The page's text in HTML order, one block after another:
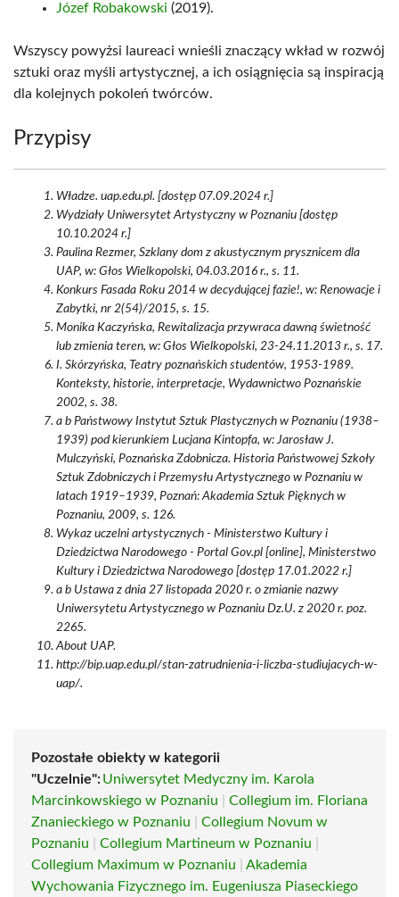
Józef Robakowski (2019).
Wszyscy powyżsi laureaci wnieśli znaczący wkład w rozwój
sztuki oraz myśli artystycznej, a ich osiągnięcia są inspiracją
dla kolejnych pokoleń twórców.
Przypisy
Władze. uap.edu.pl. [dostęp 07.09.2024 r.]
Wydziały Uniwersytet Artystyczny w Poznaniu [dostęp
10.10.2024 r.]
Paulina Rezmer, Szklany dom z akustycznym prysznicem dla
UAP, w: Głos Wielkopolski, 04.03.2016 r., s. 11.
Konkurs Fasada Roku 2014 w decydującej fazie!, w: Renowacje i
Zabytki, nr 2(54)/2015, s. 15.
Monika Kaczyńska, Rewitalizacja przywraca dawną świetność
lub zmienia teren, w: Głos Wielkopolski, 23-24.11.2013 r., s. 17.
I. Skórzyńska, Teatry poznańskich studentów, 1953-1989.
Konteksty, historie, interpretacje, Wydawnictwo Poznańskie
2002, s. 38.
a b Państwowy Instytut Sztuk Plastycznych w Poznaniu (1938–
1939) pod kierunkiem Lucjana Kintopfa, w: Jarosław J.
Mulczyński, Poznańska Zdobnicza. Historia Państwowej Szkoły
Sztuk Zdobniczych i Przemysłu Artystycznego w Poznaniu w
latach 1919–1939, Poznań: Akademia Sztuk Pięknych w
Poznaniu, 2009, s. 126.
Wykaz uczelni artystycznych - Ministerstwo Kultury i
Dziedzictwa Narodowego - Portal Gov.pl [online], Ministerstwo
Kultury i Dziedzictwa Narodowego [dostęp 17.01.2022 r.]
a b Ustawa z dnia 27 listopada 2020 r. o zmianie nazwy
Uniwersytetu Artystycznego w Poznaniu Dz.U. z 2020 r. poz.
2265.
About UAP.
http://bip.uap.edu.pl/stan-zatrudnienia-i-liczba-studiujacych-w-
uap/.
Pozostałe obiekty w kategorii
"Uczelnie":Uniwersytet Medyczny im. Karola
Marcinkowskiego w Poznaniu
Collegium im. Floriana
Znanieckiego w Poznaniu
Collegium Novum w
Poznaniu
Collegium Martineum w Poznaniu
Collegium Maximum w Poznaniu
Akademia
Wychowania Fizycznego im. Eugeniusza Piaseckiego